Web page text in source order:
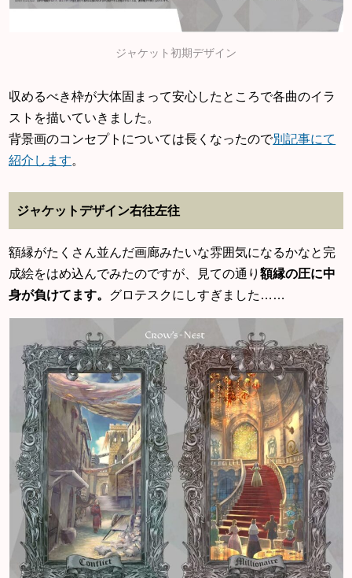
ジャケット初期デザイン
収めるべき枠が大体固まって安心したところで各曲のイラ
ストを描いていきました。
背景画のコンセプトについては長くなったので別記事にて
紹介します。
ジャケットデザイン右往左往
額縁がたくさん並んだ画廊みたいな雰囲気になるかなと完
成絵をはめ込んでみたのですが、見ての通り額縁の圧に中
身が負けてます。 グロテスクにしすぎました……